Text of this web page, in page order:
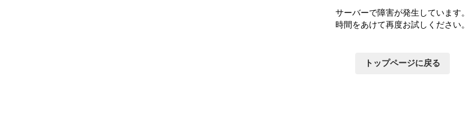
サーバーで障害が発生しています。
時間をあけて再度お試しください。
トップページに戻る